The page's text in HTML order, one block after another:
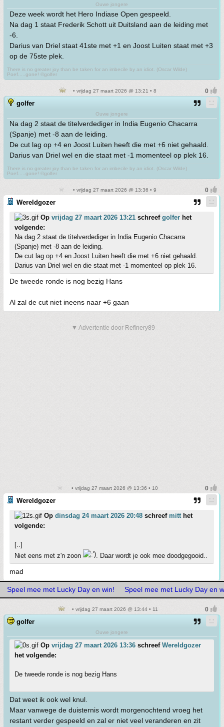
Ouwe jongere
Deze week wordt het Hero Indiase Open gespeeld.
Na dag 1 staat Frederik Schott uit Duitsland aan de leiding met
-6.
Darius van Driel staat 41ste met +1 en Joost Luiten staat met +3
op de 75ste plek.
There is no greater joy than be taken for an imbecile by an idiot. (Oscar Wilde)
Poef.....gone! ©golfer
• vrijdag 27 maart 2026 @ 13:21 • 8
golfer
Ouwe jongere
Na dag 2 staat de titelverdediger in India Eugenio Chacarra
(Spanje) met -8 aan de leiding.
De cut lag op +4 en Joost Luiten heeft die met +6 niet gehaald.
Darius van Driel wel en die staat met -1 momenteel op plek 16.
There is no greater joy than be taken for an imbecile by an idiot. (Oscar Wilde)
Poef.....gone! ©golfer
• vrijdag 27 maart 2026 @ 13:36 • 9
Wereldgozer
Op vrijdag 27 maart 2026 13:21 schreef golfer het
volgende:
Na dag 2 staat de titelverdediger in India Eugenio Chacarra
(Spanje) met -8 aan de leiding.
De cut lag op +4 en Joost Luiten heeft die met +6 niet gehaald.
Darius van Driel wel en die staat met -1 momenteel op plek 16.
De tweede ronde is nog bezig Hans
Al zal de cut niet ineens naar +6 gaan
▼ Advertentie door Refinery89
• vrijdag 27 maart 2026 @ 13:36 • 10
Wereldgozer
Op dinsdag 24 maart 2026 20:48 schreef mitt het
volgende:
[..]
Niet eens met z'n zoon
. Daar wordt je ook mee doodgegooid..
mad
Speel mee met Lucky Day en win! Speel mee met Lucky Day en
• vrijdag 27 maart 2026 @ 13:44 • 11
golfer
Ouwe jongere
Op vrijdag 27 maart 2026 13:36 schreef Wereldgozer
het volgende:
De tweede ronde is nog bezig Hans
Dat weet ik ook wel knul.
Maar vanwege de duisternis wordt morgenochtend vroeg het
restant verder gespeeld en zal er niet veel veranderen en zit